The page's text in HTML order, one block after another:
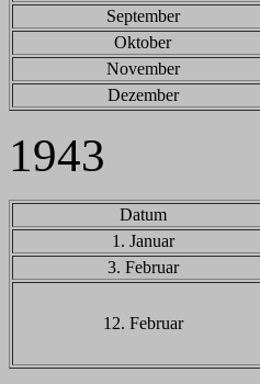
September
Oktober
November
Dezember
1943
Datum
1. Januar
3. Februar
12. Februar